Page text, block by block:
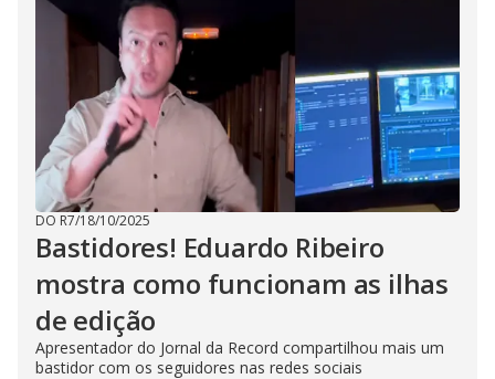
DO R7/18/10/2025
Bastidores! Eduardo Ribeiro
mostra como funcionam as ilhas
de edição
Apresentador do Jornal da Record compartilhou mais um
bastidor com os seguidores nas redes sociais